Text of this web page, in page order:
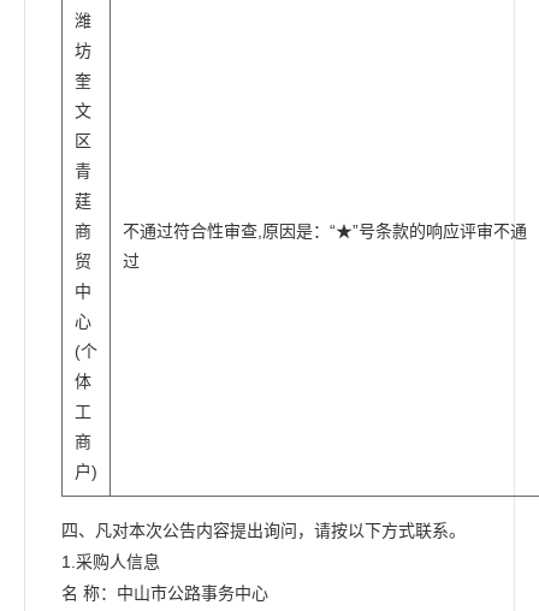
潍
坊
奎
文
区
青
莛
商
贸
中
心
(个
体
工
商
户)
不通过符合性审查,原因是：“★”号条款的响应评审不通
过
四、凡对本次公告内容提出询问，请按以下方式联系。
1.采购人信息
名 称：中山市公路事务中心